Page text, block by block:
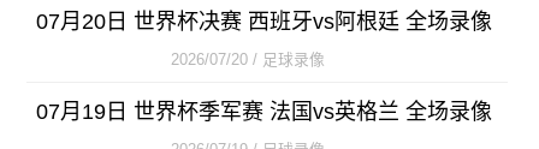
07月20日 世界杯决赛 西班牙vs阿根廷 全场录像
2026/07/20 / 足球录像
07月19日 世界杯季军赛 法国vs英格兰 全场录像